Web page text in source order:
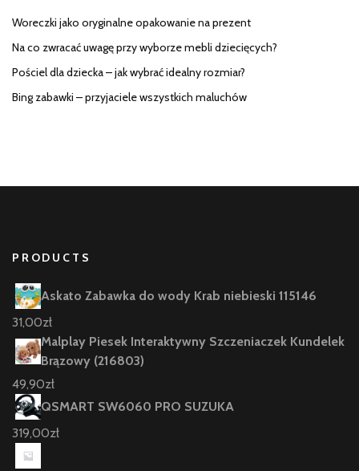
Woreczki jako oryginalne opakowanie na prezent
Na co zwracać uwagę przy wyborze mebli dziecięcych?
Pościel dla dziecka – jak wybrać idealny rozmiar?
Bing zabawki – przyjaciele wszystkich maluchów
PRODUCTS
Askato Zabawka do wody Krab niebieski 115146
31,00zł
Malplay Piesek Interaktywny Szczeniaczek Kundelek
Brązowy (216803)
49,90zł
QSMART SW6060 PRO SUZUKA
319,00zł